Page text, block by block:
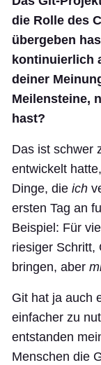
die Rolle des
übergeben
kontinuierlich
deiner
Meilensteine,
hast?
Das ist schwer
entwickelt
Dinge, die ich
ersten Tag an
Beispiel: Für
riesiger Schritt,
bringen, aber
Git hat ja auch
einfacher zu
entstanden
Menschen die